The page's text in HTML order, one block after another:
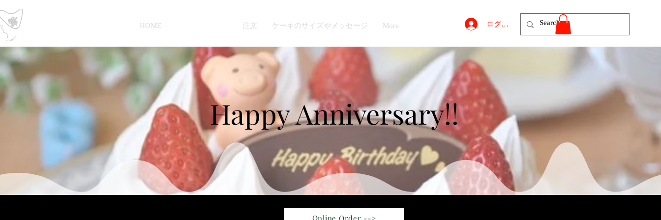
HOME 注文 ケーキのサイズやメッセージ More ログイン
Happy Anniversary!!
Online Order -->